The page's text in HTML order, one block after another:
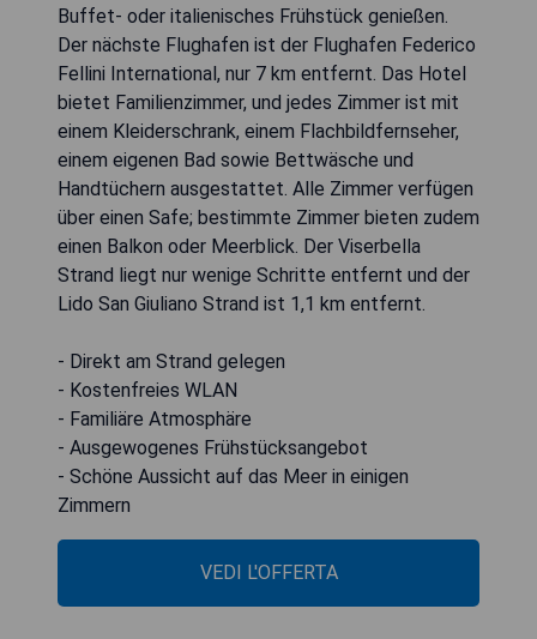
Buffet- oder italienisches Frühstück genießen.
Der nächste Flughafen ist der Flughafen Federico
Fellini International, nur 7 km entfernt. Das Hotel
bietet Familienzimmer, und jedes Zimmer ist mit
einem Kleiderschrank, einem Flachbildfernseher,
einem eigenen Bad sowie Bettwäsche und
Handtüchern ausgestattet. Alle Zimmer verfügen
über einen Safe; bestimmte Zimmer bieten zudem
einen Balkon oder Meerblick. Der Viserbella
Strand liegt nur wenige Schritte entfernt und der
Lido San Giuliano Strand ist 1,1 km entfernt.
- Direkt am Strand gelegen
- Kostenfreies WLAN
- Familiäre Atmosphäre
- Ausgewogenes Frühstücksangebot
- Schöne Aussicht auf das Meer in einigen
Zimmern
VEDI L'OFFERTA